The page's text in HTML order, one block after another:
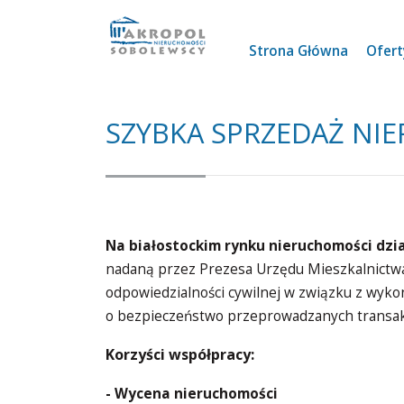
Strona Główna
SZYBKA SPRZEDAŻ
Na białostockim rynku nieruchomości
nadaną przez Prezesa Urzędu
odpowiedzialności cywilnej w związku z
o bezpieczeństwo przeprowadzanych
Korzyści współpracy:
- Wycena nieruchomości